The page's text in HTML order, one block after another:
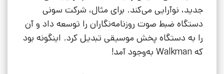
جدید، نوآرایی می‌کند. برای مثال، شرکت سونی
دستگاه ضبط صوت روزنامه‌نگاران را توسعه داد و آن
را به دستگاه پخش موسیقی تبدیل کرد. اینگونه بود
که Walkman به‌وجود آمد!